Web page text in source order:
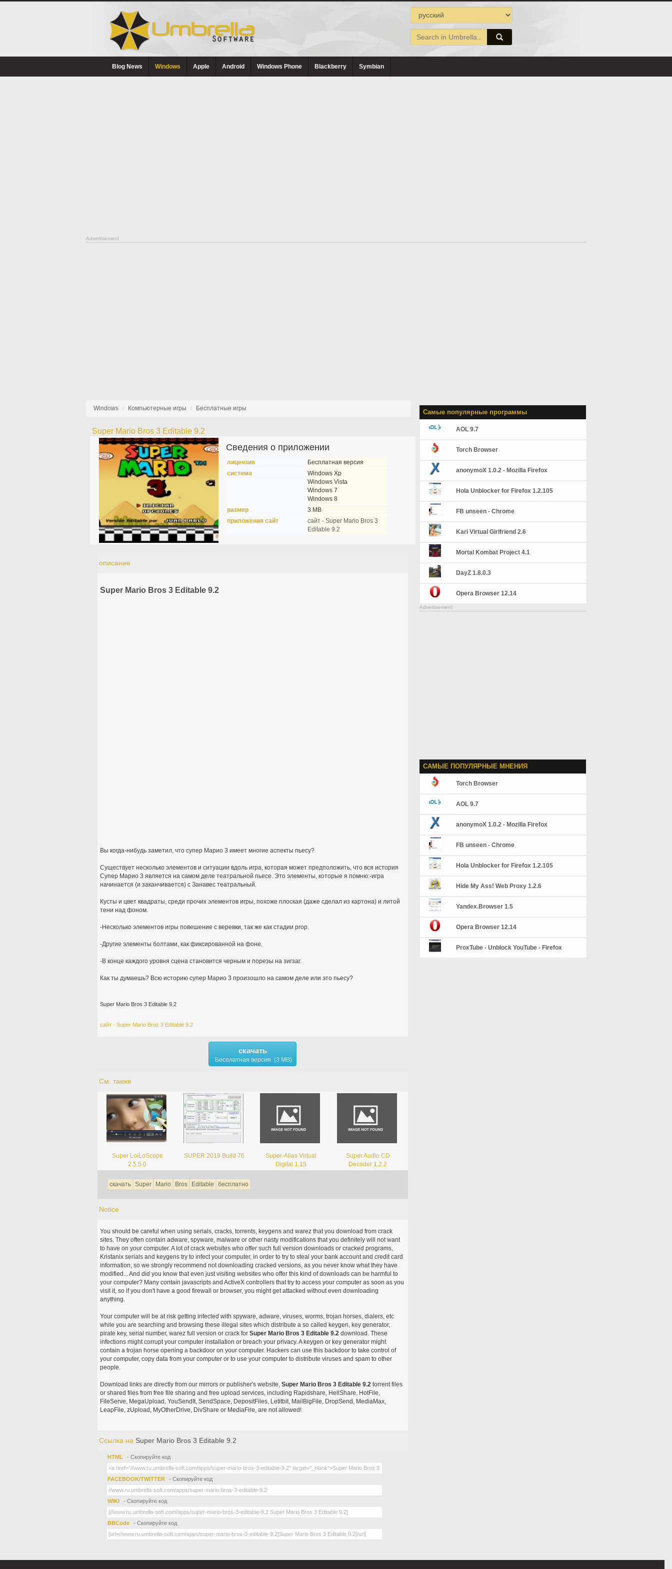
Blog News Windows Apple Android Windows Phone Blackberry Symbian
Advertisement
Windows Компьютерные игры Бесплатные игры
Super Mario Bros 3 Editable 9.2
Сведения о приложении
лицензия
Бесплатная версия
система
Windows Xp
Windows Vista
Windows 7
Windows 8
размер
3 MB
приложения сайт
сайт - Super Mario Bros 3
Editable 9.2
описание
Super Mario Bros 3 Editable 9.2
Вы когда-нибудь заметил, что супер Марио 3 имеет многие аспекты пьесу?
Существует несколько элементов и ситуации вдоль игра, которая может предположить, что вся история
Супер Марио 3 является на самом деле театральной пьесе. Это элементы, которые я помню:-игра
начинается (и заканчивается) с Занавес театральный.
Кусты и цвет квадраты, среди прочих элементов игры, похоже плоская (даже сделал из картона) и литой
тени над фоном.
-Несколько элементов игры повешение с веревки, так же как стадии prop.
-Другие элементы болтами, как фиксированной на фоне.
-В конце каждого уровня сцена становится черным и порезы на зигзаг.
Как ты думаешь? Всю историю супер Марио 3 произошло на самом деле или это пьесу?
Super Mario Bros 3 Editable 9.2
сайт - Super Mario Bros 3 Editable 9.2
скачать
Бесплатная версия (3 MB)
См. также
Super LoiLoScope
2.5.5.0
SUPER 2019 Build 76
Super-Alias Virtual
Digital 1.15
Super Audio CD
Decoder 1.2.2
скачать Super Mario Bros Editable бесплатно
Notice
You should be careful when using serials, cracks, torrents, keygens and warez that you download from crack
sites. They often contain adware, spyware, malware or other nasty modifications that you definitely will not want
to have on your computer. A lot of crack websites who offer such full version downloads or cracked programs,
Kristanix serials and keygens try to infect your computer, in order to try to steal your bank account and credit card
information, so we strongly recommend not downloading cracked versions, as you never know what they have
modified... And did you know that even just visiting websites who offer this kind of downloads can be harmful to
your computer? Many contain javascripts and ActiveX controllers that try to access your computer as soon as you
visit it, so if you don't have a good firewall or browser, you might get attacked without even downloading
anything.
Your computer will be at risk getting infected with spyware, adware, viruses, worms, trojan horses, dialers, etc
while you are searching and browsing these illegal sites which distribute a so called keygen, key generator,
pirate key, serial number, warez full version or crack for Super Mario Bros 3 Editable 9.2download. These
infections might corrupt your computer installation or breach your privacy. A keygen or key generator might
contain a trojan horse opening a backdoor on your computer. Hackers can use this backdoor to take control of
your computer, copy data from your computer or to use your computer to distribute viruses and spam to other
people.
Download links are directly from our mirrors or publisher's website, Super Mario Bros 3 Editable 9.2torrent files
or shared files from free file sharing and free upload services, including Rapidshare, HellShare, HotFile,
FileServe, MegaUpload, YouSendIt, SendSpace, DepositFiles, Letitbit, MailBigFile, DropSend, MediaMax,
LeapFile, zUpload, MyOtherDrive, DivShare or MediaFire, are not allowed!
Ссылка на Super Mario Bros 3 Editable 9.2
HTML - Скопируйте код
FACEBOOK/TWITTER - Скопируйте код
WIKI - Скопируйте код
BBCode - Скопируйте код
Самые популярные программы
AOL 9.7
Torch Browser
anonymoX 1.0.2 - Mozilla Firefox
Hola Unblocker for Firefox 1.2.105
FB unseen - Chrome
Kari Virtual Girlfriend 2.6
Mortal Kombat Project 4.1
DayZ 1.8.0.3
Opera Browser 12.14
Advertisement
САМЫЕ ПОПУЛЯРНЫЕ МНЕНИЯ
Torch Browser
AOL 9.7
anonymoX 1.0.2 - Mozilla Firefox
FB unseen - Chrome
Hola Unblocker for Firefox 1.2.105
Hide My Ass! Web Proxy 1.2.6
Yandex.Browser 1.5
Opera Browser 12.14
ProxTube - Unblock YouTube - Firefox